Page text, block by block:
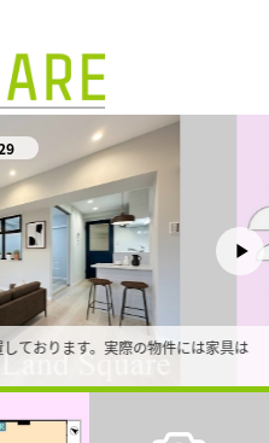
ております。実際の物件には家具は